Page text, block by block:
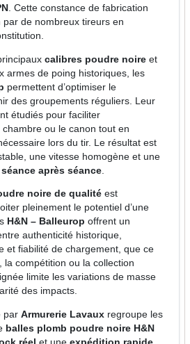
. Cette constance de fabrication
de nombreux tireurs en
calibres poudre noire et
armes de poing historiques, les
permettent d’optimiser le
des groupements réguliers. Leur
étudiés pour faciliter
chambre ou le canon tout en
lors du tir. Le résultat est
une vitesse homogène et une
après séance
noire de qualité est
pleinement le potentiel d’une
H&N – Balleurop offrent un
authenticité historique,
et fiabilité de chargement, que ce
la compétition ou la collection
limite les variations de masse
des impacts.
parArmurerie Lavaux regroupe les
balles plomb poudre noire H&N